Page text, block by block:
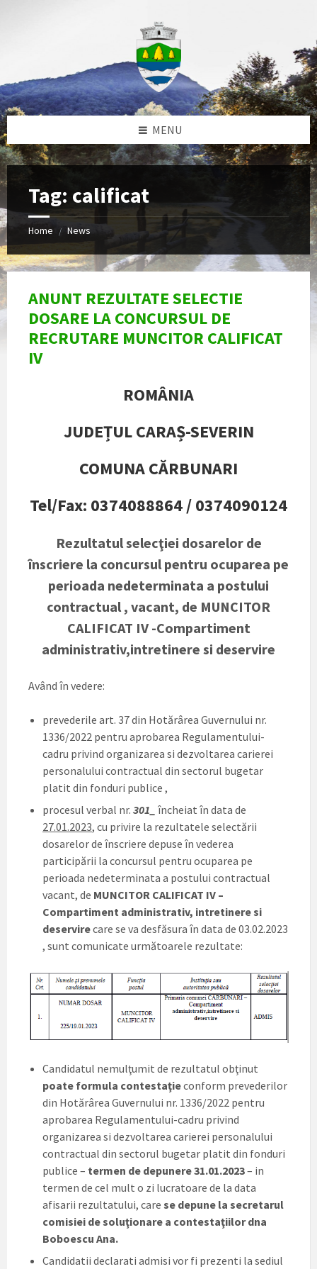
MENU
Tag: calificat
Home / News
ANUNT REZULTATE SELECTIE
DOSARE LA CONCURSUL DE
RECRUTARE MUNCITOR CALIFICAT
IV
ROMÂNIA
JUDEȚUL CARAȘ-SEVERIN
COMUNA CĂRBUNARI
Tel/Fax: 0374088864 / 0374090124
Rezultatul selecţiei dosarelor de
înscriere la concursul pentru ocuparea pe
perioada nedeterminata a postului
contractual , vacant, de MUNCITOR
CALIFICAT IV -Compartiment
administrativ,intretinere si deservire
Având în vedere:
prevederile art. 37 din Hotărârea Guvernului nr.
1336/2022 pentru aprobarea Regulamentului-
cadru privind organizarea si dezvoltarea carierei
personalului contractual din sectorul bugetar
platit din fonduri publice ,
procesul verbal nr. 301_ încheiat în data de
27.01.2023, cu privire la rezultatele selectării
dosarelor de înscriere depuse în vederea
participării la concursul pentru ocuparea pe
perioada nedeterminata a postului contractual
vacant, de MUNCITOR CALIFICAT IV –
Compartiment administrativ, intretinere si
deservirecare se va desfăsura în data de 03.02.2023
, sunt comunicate următoarele rezultate:
Candidatul nemulţumit de rezultatul obţinut
poate formula contestaţieconform prevederilor
din Hotărârea Guvernului nr. 1336/2022 pentru
aprobarea Regulamentului-cadru privind
organizarea si dezvoltarea carierei personalului
contractual din sectorul bugetar platit din fonduri
publice – termen de depunere 31.01.2023– in
termen de cel mult o zi lucratoare de la data
afisarii rezultatului, care se depune la secretarul
comisiei de soluţionare a contestaţiilor dna
Boboescu Ana.
Candidatii declarati admisi vor fi prezenti la sediul